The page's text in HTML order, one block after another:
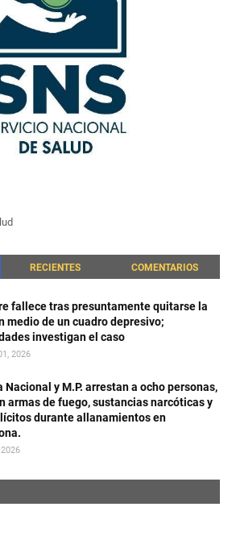
RECIENTES COMENTARIOS
fallece tras presuntamente quitarse la
medio de un cuadro depresivo;
investigan el caso
2026
Nacional y M.P. arrestan a ocho personas,
armas de fuego, sustancias narcóticas y
durante allanamientos en